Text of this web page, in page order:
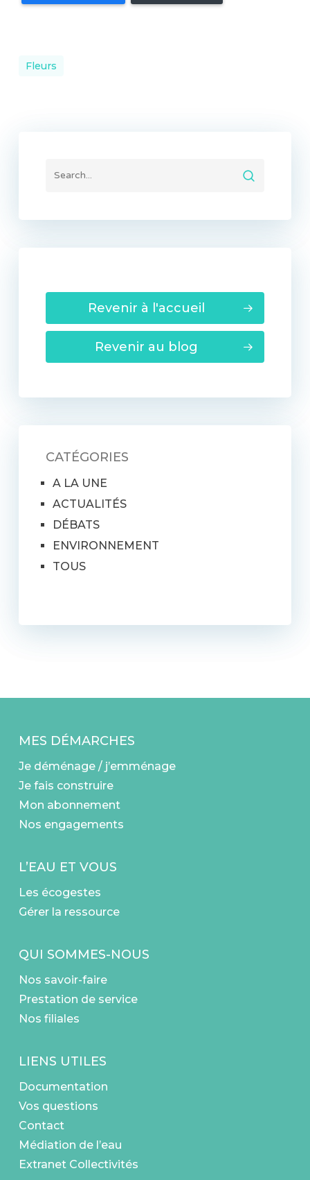
Fleurs
Revenir à l'accueil
Revenir au blog
CATÉGORIES
A LA UNE
ACTUALITÉS
DÉBATS
ENVIRONNEMENT
TOUS
MES DÉMARCHES
Je déménage / j’emménage
Je fais construire
Mon abonnement
Nos engagements
L’EAU ET VOUS
Les écogestes
Gérer la ressource
QUI SOMMES-NOUS
Nos savoir-faire
Prestation de service
Nos filiales
LIENS UTILES
Documentation
Vos questions
Contact
Médiation de l’eau
Extranet Collectivités